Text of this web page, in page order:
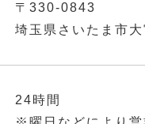
〒330-0843
埼玉県さいたま市
24時間